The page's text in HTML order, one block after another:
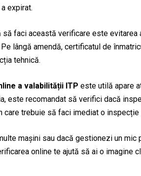
expirat.
faci această verificare este evitarea
lângă amendă, certificatul de
tehnică.
a valabilității ITP este utilă apare
este recomandat să verifici dacă
trebuie să faci imediat o inspecție
mașini sau dacă gestionezi un mic
online te ajută să ai o imagine